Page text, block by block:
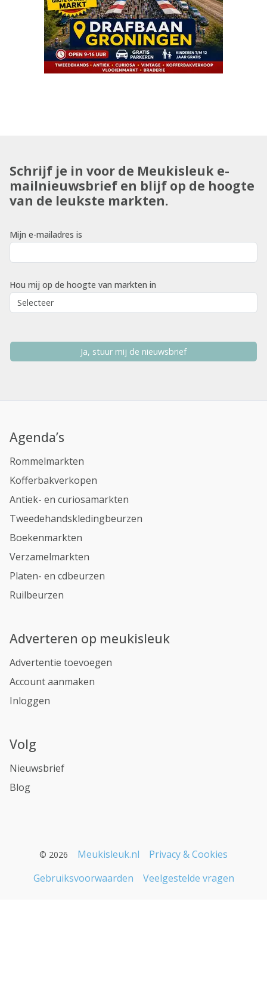
Schrijf je in voor de Meukisleuk e-
mailnieuwsbrief en blijf op de hoogte
van de leukste markten.
Mijn e-mailadres is
Hou mij op de hoogte van markten in
Ja, stuur mij de nieuwsbrief
Agenda’s
Rommelmarkten
Kofferbakverkopen
Antiek- en curiosamarkten
Tweedehandskledingbeurzen
Boekenmarkten
Verzamelmarkten
Platen- en cdbeurzen
Ruilbeurzen
Adverteren op meukisleuk
Advertentie toevoegen
Account aanmaken
Inloggen
Volg
Nieuwsbrief
Blog
© 2026 Meukisleuk.nl
Privacy & Cookies
Gebruiksvoorwaarden
Veelgestelde vragen